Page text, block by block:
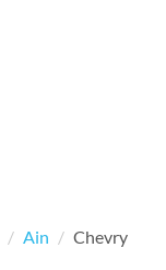
Ain Chevry